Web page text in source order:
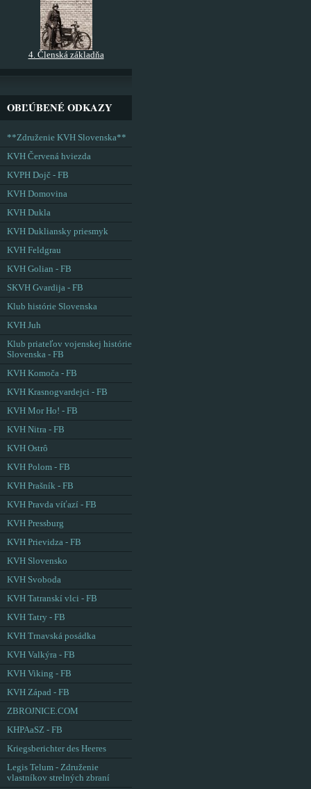
4. Členská základňa
OBĽÚBENÉ ODKAZY
**Združenie KVH Slovenska**
KVH Červená hviezda
KVPH Dojč - FB
KVH Domovina
KVH Dukla
KVH Dukliansky priesmyk
KVH Feldgrau
KVH Golian - FB
SKVH Gvardija - FB
Klub histórie Slovenska
KVH Juh
Klub priateľov vojenskej histórie
Slovenska - FB
KVH Komoča - FB
KVH Krasnogvardejci - FB
KVH Mor Ho! - FB
KVH Nitra - FB
KVH Ostrô
KVH Polom - FB
KVH Prašník - FB
KVH Pravda víťazí - FB
KVH Pressburg
KVH Prievidza - FB
KVH Slovensko
KVH Svoboda
KVH Tatranskí vlci - FB
KVH Tatry - FB
KVH Trnavská posádka
KVH Valkýra - FB
KVH Viking - FB
KVH Západ - FB
ZBROJNICE.COM
KHPAaSZ - FB
Kriegsberichter des Heeres
Legis Telum - Združenie
vlastníkov strelných zbraní